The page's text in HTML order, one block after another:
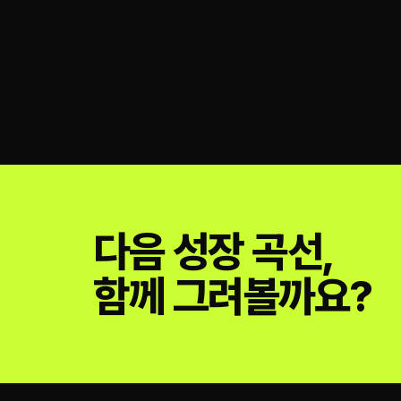
다음 성장 곡선,
함께 그려볼까요?